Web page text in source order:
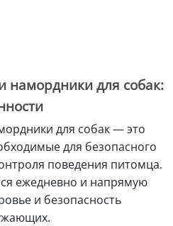
для собак:
для собак — это
для безопасного
поведения питомца.
ежедневно и напрямую
и безопасность